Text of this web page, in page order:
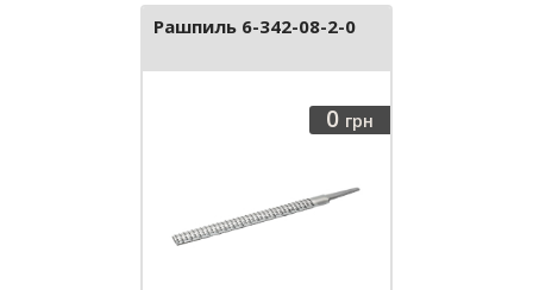
Рашпиль 6-342-08-2-0
0 грн